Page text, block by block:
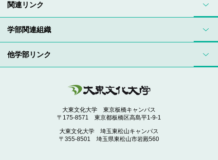
学部関連組織
他学部リンク
大東文化大学 東京板橋キャンパス
〒175-8571 東京都板橋区高島平1-9-1
大東文化大学 埼玉東松山キャンパス
〒355-8501 埼玉県東松山市岩殿560
関連リンク